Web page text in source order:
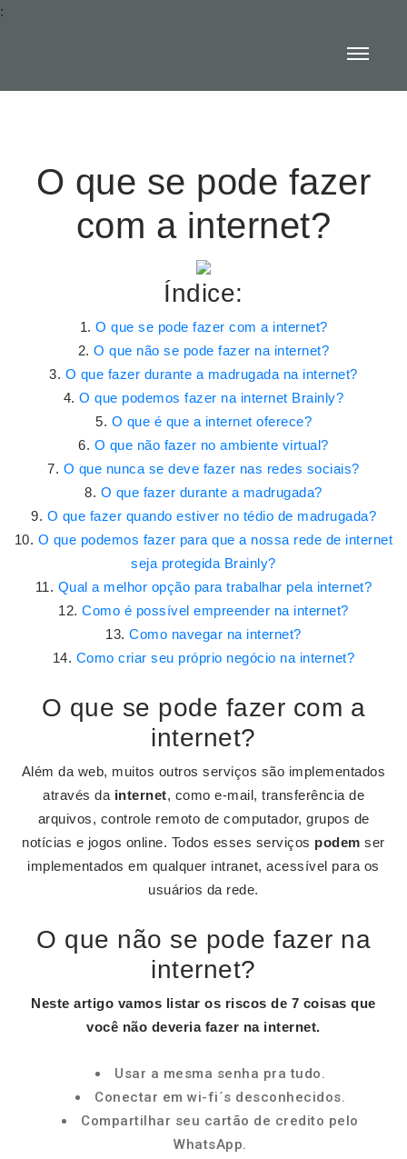
:
O que se pode fazer
com a internet?
Índice:
O que se pode fazer com a internet?
O que não se pode fazer na internet?
O que fazer durante a madrugada na internet?
O que podemos fazer na internet Brainly?
O que é que a internet oferece?
O que não fazer no ambiente virtual?
O que nunca se deve fazer nas redes sociais?
O que fazer durante a madrugada?
O que fazer quando estiver no tédio de madrugada?
O que podemos fazer para que a nossa rede de internet
seja protegida Brainly?
Qual a melhor opção para trabalhar pela internet?
Como é possível empreender na internet?
Como navegar na internet?
Como criar seu próprio negócio na internet?
O que se pode fazer com a
internet?
Além da web, muitos outros serviços são implementados
através da internet, como e-mail, transferência de
arquivos, controle remoto de computador, grupos de
notícias e jogos online. Todos esses serviços podem ser
implementados em qualquer intranet, acessível para os
usuários da rede.
O que não se pode fazer na
internet?
Neste artigo vamos listar os riscos de 7 coisas que
você não deveria fazer na internet.
Usar a mesma senha pra tudo.
Conectar em wi-fi´s desconhecidos.
Compartilhar seu cartão de credito pelo
WhatsApp.